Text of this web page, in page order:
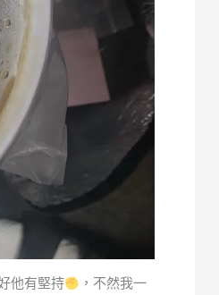
他有堅持
，不然我一